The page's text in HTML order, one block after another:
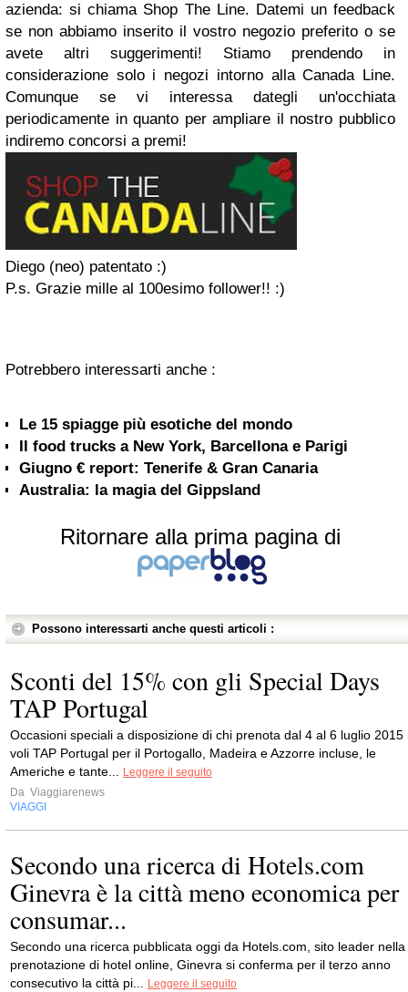
azienda: si chiama Shop The Line. Datemi un feedback
se non abbiamo inserito il vostro negozio preferito o se
avete altri suggerimenti! Stiamo prendendo in
considerazione solo i negozi intorno alla Canada Line.
Comunque se vi interessa dategli un'occhiata
periodicamente in quanto per ampliare il nostro pubblico
indiremo concorsi a premi!
Diego (neo) patentato :)
P.s. Grazie mille al 100esimo follower!! :)
Potrebbero interessarti anche :
Le 15 spiagge più esotiche del mondo
Il food trucks a New York, Barcellona e Parigi
Giugno € report: Tenerife & Gran Canaria
Australia: la magia del Gippsland
Ritornare alla prima pagina di
Possono interessarti anche questi articoli :
Sconti del 15% con gli Special Days
TAP Portugal
Occasioni speciali a disposizione di chi prenota dal 4 al 6 luglio 2015
voli TAP Portugal per il Portogallo, Madeira e Azzorre incluse, le
Americhe e tante...
Leggere il seguito
Da Viaggiarenews
VIAGGI
Secondo una ricerca di Hotels.com
Ginevra è la città meno economica per
consumar...
Secondo una ricerca pubblicata oggi da Hotels.com, sito leader nella
prenotazione di hotel online, Ginevra si conferma per il terzo anno
consecutivo la città pi...
Leggere il seguito